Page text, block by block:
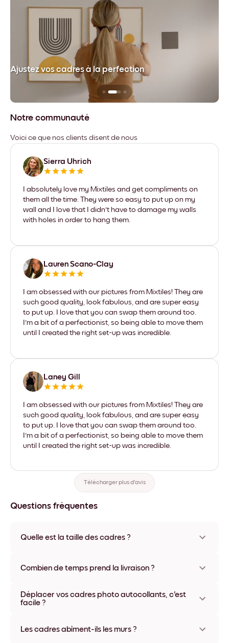
Ajustez vos cadres à la perfection
Notre communauté
Voici ce que nos clients disent de nous
Sierra Uhrich
I absolutely love my Mixtiles and get compliments on
them all the time. They were so easy to put up on my
wall and I love that I didn't have to damage my walls
with holes in order to hang them.
Lauren Scano-Clay
I am obsessed with our pictures from Mixtiles! They are
such good quality, look fabulous, and are super easy
to put up. I love that you can swap them around too.
I'm a bit of a perfectionist, so being able to move them
until I created the right set-up was incredible.
Laney Gill
I am obsessed with our pictures from Mixtiles! They are
such good quality, look fabulous, and are super easy
to put up. I love that you can swap them around too.
I'm a bit of a perfectionist, so being able to move them
until I created the right set-up was incredible.
Télécharger plus d'avis
Questions fréquentes
Quelle est la taille des cadres ?
Plusieurs matériaux et coloris disponibles, y compris sans
Combien de temps prend la livraison ?
généralement une semaine. Livraison express possible dans
certains pays. Un numéro de suivi accompagne chaque
Déplacer vos cadres photo autocollants, c'est
facile ?
l'infini, sans abîmer vos murs.
Les cadres abîment-ils les murs ?